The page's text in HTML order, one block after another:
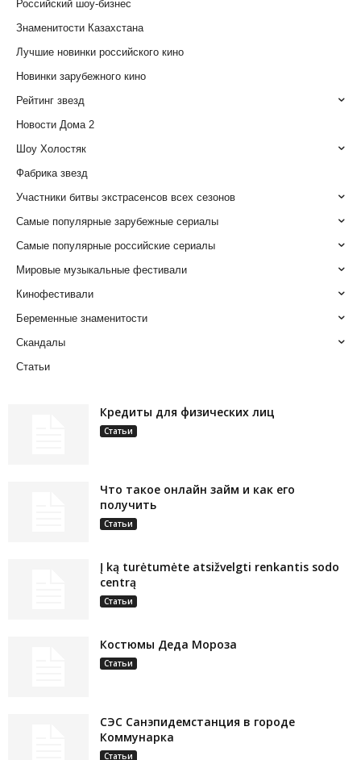
Российский шоу-бизнес
Знаменитости Казахстана
Лучшие новинки российского кино
Новинки зарубежного кино
Рейтинг звезд
Новости Дома 2
Шоу Холостяк
Фабрика звезд
Участники битвы экстрасенсов всех сезонов
Самые популярные зарубежные сериалы
Самые популярные российские сериалы
Мировые музыкальные фестивали
Кинофестивали
Беременные знаменитости
Скандалы
Статьи
Кредиты для физических лиц
Статьи
Что такое онлайн займ и как его
получить
Статьи
Į ką turėtumėte atsižvelgti renkantis sodo
centrą
Статьи
Костюмы Деда Мороза
Статьи
СЭС Санэпидемстанция в городе
Коммунарка
Статьи